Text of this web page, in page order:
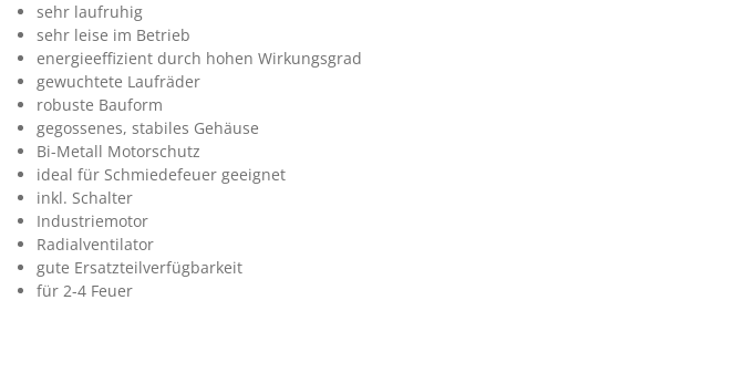
sehr laufruhig
sehr leise im Betrieb
energieeffizient durch hohen Wirkungsgrad
gewuchtete Laufräder
robuste Bauform
gegossenes, stabiles Gehäuse
Bi-Metall Motorschutz
ideal für Schmiedefeuer geeignet
inkl. Schalter
Industriemotor
Radialventilator
gute Ersatzteilverfügbarkeit
für 2-4 Feuer